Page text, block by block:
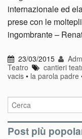
internazionale ed
prese con le
ingombrante –
23/03/2015
Teatro
cantieri
vacis • la parola padre
Post più